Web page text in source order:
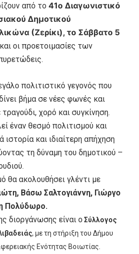
από το 41ο Διαγωνιστικό
Δημοτικού
(Ζερίκι), το Σάββατο 5
οι προετοιμασίες των
πολιτιστικό γεγονός που
βήμα σε νέες φωνές και
τραγούδι, χορό και συγκίνηση.
έναν θεσμό πολιτισμού και
και ιδιαίτερη απήχηση
τη δύναμη του δημοτικού –
θα ακολουθήσει γλέντι με
Βάσω Σαλτογιάννη, Γιώργο
Πολύδωρο.
διοργάνωσης είναι ο Σύλλογος
, με τη στήριξη του Δήμου
Ενότητας Βοιωτίας.